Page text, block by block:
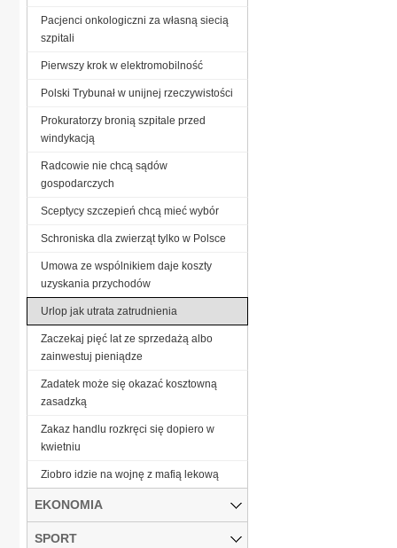
Pacjenci onkologiczni za własną siecią
szpitali
Pierwszy krok w elektromobilność
Polski Trybunał w unijnej rzeczywistości
Prokuratorzy bronią szpitale przed
windykacją
Radcowie nie chcą sądów
gospodarczych
Sceptycy szczepień chcą mieć wybór
Schroniska dla zwierząt tylko w Polsce
Umowa ze wspólnikiem daje koszty
uzyskania przychodów
Urlop jak utrata zatrudnienia
Zaczekaj pięć lat ze sprzedażą albo
zainwestuj pieniądze
Zadatek może się okazać kosztowną
zasadzką
Zakaz handlu rozkręci się dopiero w
kwietniu
Ziobro idzie na wojnę z mafią lekową
EKONOMIA
SPORT